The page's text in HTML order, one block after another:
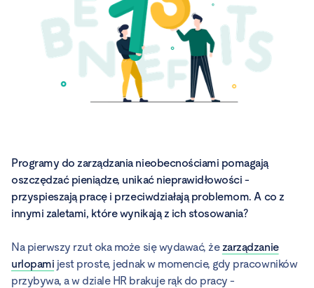
Programy do zarządzania nieobecnościami pomagają
oszczędzać pieniądze, unikać nieprawidłowości -
przyspieszają pracę i przeciwdziałają problemom. A co z
innymi zaletami, które wynikają z ich stosowania?
Na pierwszy rzut oka może się wydawać, że zarządzanie
urlopami jest proste, jednak w momencie, gdy pracowników
przybywa, a w dziale HR brakuje rąk do pracy -